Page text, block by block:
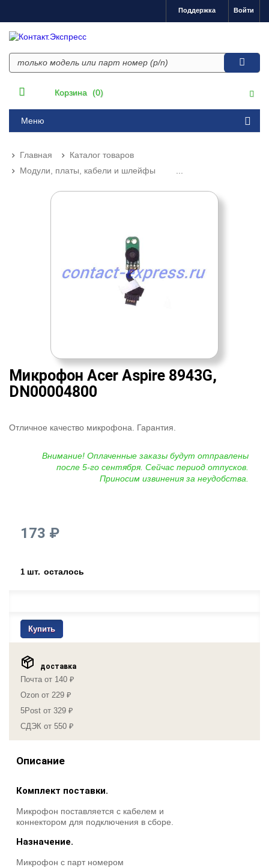
Войти
Поддержка
Корзина (0)
Меню
Главная
Каталог товаров
Модули, платы, кабели и шлейфы
Микрофон Acer Aspire 8943G,
DN00004800
Отличное качество микрофона. Гарантия.
Внимание! Оплаченные заказы будут отправлены
после 5-го сентября. Сейчас период отпусков.
Приносим извинения за неудобства.
173 ₽
1 шт. осталось
Купить
доставка
Почта от 140 ₽
Ozon от 229 ₽
5Post от 329 ₽
СДЭК от 550 ₽
Описание
Комплект поставки.
Микрофон поставляется с кабелем и
коннектором для подключения в сборе.
Назначение.
Микрофон с парт номером